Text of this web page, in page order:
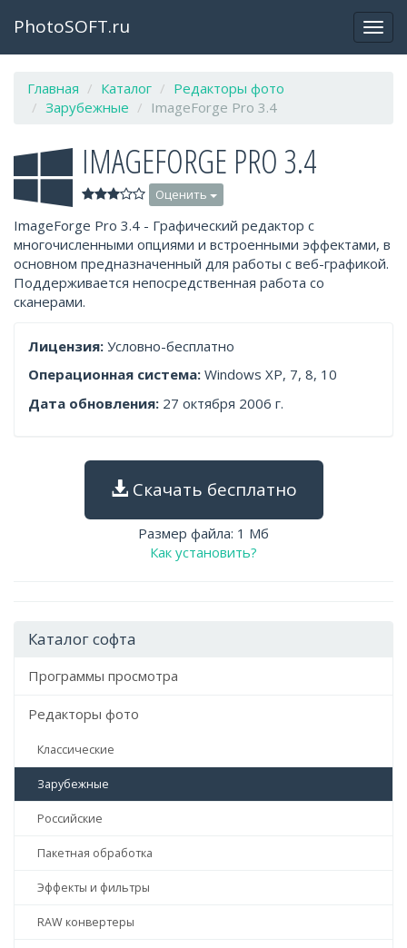
PhotoSOFT.ru
Главная Каталог
Редакторы фото
Зарубежные
ImageForge Pro 3.4
IMAGEFORGE PRO 3.4
Оценить
ImageForge Pro 3.4 - Графический редактор с
многочисленными опциями и встроенными эффектами, в
основном предназначенный для работы с веб-графикой.
Поддерживается непосредственная работа со
сканерами.
Лицензия: Условно-бесплатно
Операционная система: Windows XP, 7, 8, 10
Дата обновления: 27 октября 2006 г.
Скачать бесплатно
Размер файла: 1 Мб
Как установить?
Каталог софта
Программы просмотра
Редакторы фото
Классические
Зарубежные
Российские
Пакетная обработка
Эффекты и фильтры
RAW конвертеры